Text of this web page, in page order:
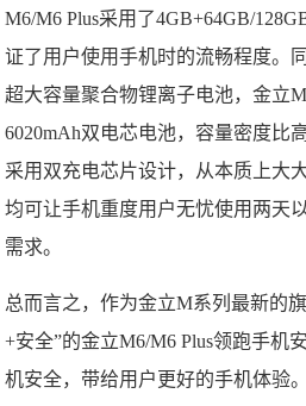
M6/M6 Plus采用了4GB+64GB/
证了用户使用手机时的流畅程度。
超大容量聚合物锂离子电池，金立
6020mAh双电芯电池，容量密度比
采用双充电芯片设计，从本质上大
均可让手机重度用户无忧使用两天
需求。
总而言之，作为金立M系列最新的
+安全”的金立M6/M6 Plus领跑手机
机安全，带给用户更好的手机体验